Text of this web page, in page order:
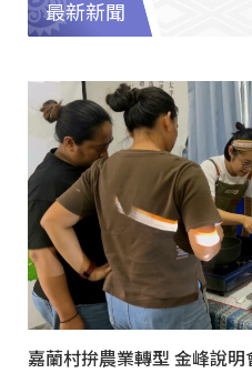
最新新聞
嘉蘭村拚農業轉型 金峰說明